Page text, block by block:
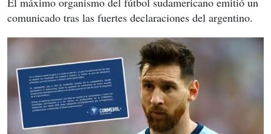
comunicado tras las fuertes declaraciones del argentino.